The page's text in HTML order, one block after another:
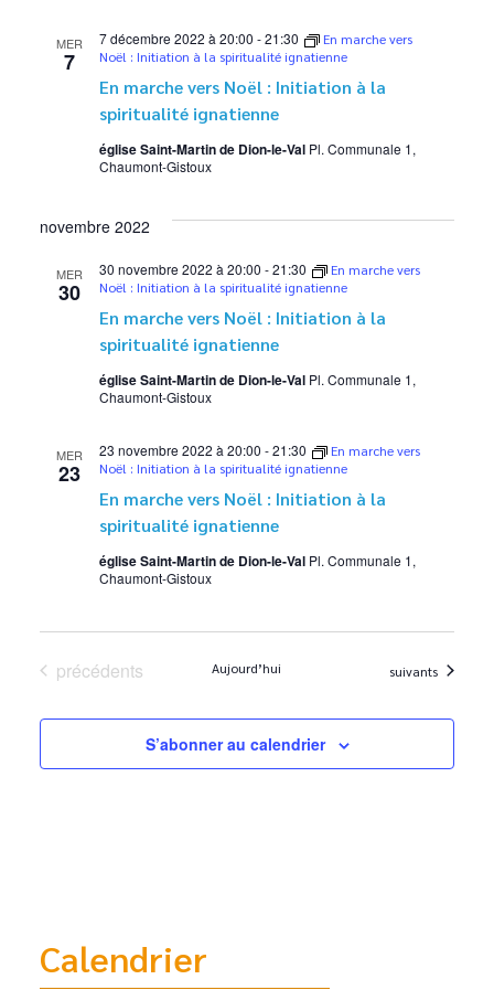
MER
7
En marche vers Noël : Initiation à la
spiritualité ignatienne
7 décembre 2022 à 20:00 -21:30
En marche vers
Noël : Initiation à la spiritualité ignatienne
église Saint-Martin de Dion-le-Val Pl. Communale 1,
Chaumont-Gistoux
novembre 2022
MER
30
En marche vers Noël : Initiation à la
spiritualité ignatienne
30 novembre 2022 à 20:00 -21:30
En marche vers
Noël : Initiation à la spiritualité ignatienne
église Saint-Martin de Dion-le-Val Pl. Communale 1,
Chaumont-Gistoux
MER
23
En marche vers Noël : Initiation à la
spiritualité ignatienne
23 novembre 2022 à 20:00 -21:30
En marche vers
Noël : Initiation à la spiritualité ignatienne
église Saint-Martin de Dion-le-Val Pl. Communale 1,
Chaumont-Gistoux
Évènements
précédents Aujourd’hui Évènements
suivants
S’abonner au calendrier
Calendrier